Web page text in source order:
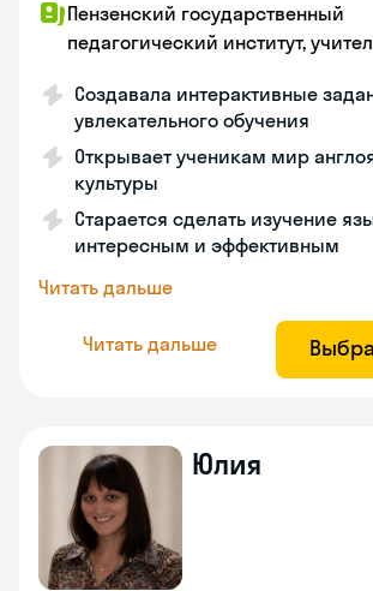
Пензенский государственный
педагогический институт,
Создавала интерактивные
увлекательного обучения
Открывает ученикам мир
культуры
Старается сделать изучение
интересным и эффективным
Читать дальше
Читать дальше
Юлия